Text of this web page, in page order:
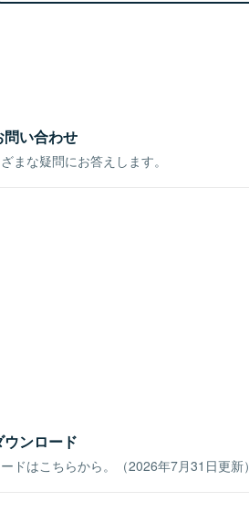
問い合わせ
まな疑問にお答えします。
ンロード
ドはこちらから。（2026年7月31日更新）